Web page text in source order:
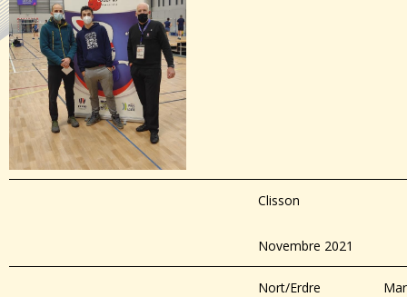
Clisson
Novembre 2021
Nort/Erdre